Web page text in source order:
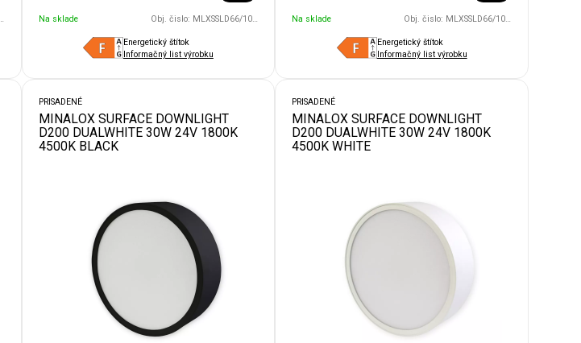
Na sklade Obj. čislo: MLXSSLD66/10WB/24V/36D/1800/4500/WH
Energetický štítok
Informačný list výrobku
Na sklade Obj. čislo: MLXSSLD66/10WB/24V/36D/1800/4500/BK
Energetický štítok
Informačný list výrobku
PRISADENÉ
MINALOX SURFACE DOWNLIGHT
D200 DUALWHITE 30W 24V 1800K
4500K BLACK
PRISADENÉ
MINALOX SURFACE DOWNLIGHT
D200 DUALWHITE 30W 24V 1800K
4500K WHITE